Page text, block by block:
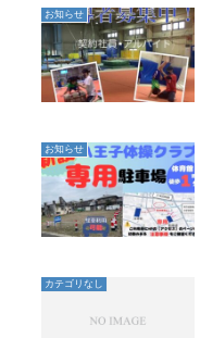
お知らせ
お知らせ
カテゴリなし